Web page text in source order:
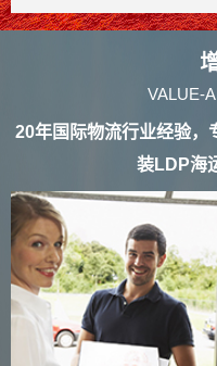
VALUE-
20年国际物流行业经验，
装LDP海